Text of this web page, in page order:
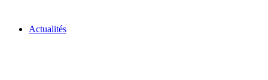
Actualités